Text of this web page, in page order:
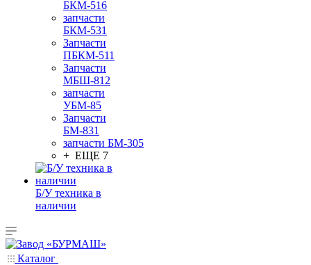
БКМ-516
запчасти
БКМ-531
Запчасти
ПБКМ-511
Запчасти
МБШ-812
запчасти
УБМ-85
Запчасти
БМ-831
запчасти БМ-305
+ ЕЩЕ 7
Б/У техника в
наличии
Каталог